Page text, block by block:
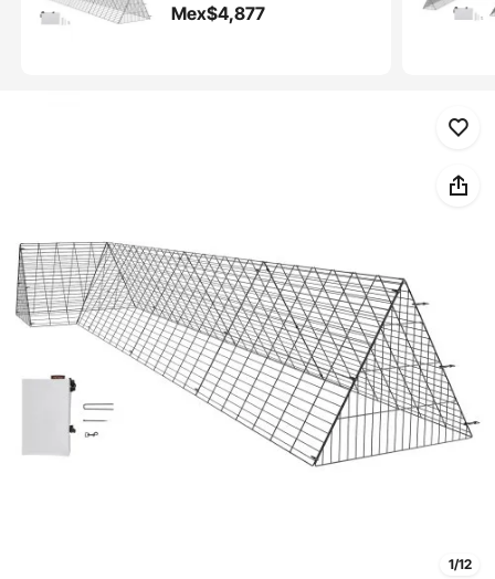
para exteriores con marcos de
Mex$4,877
1/12